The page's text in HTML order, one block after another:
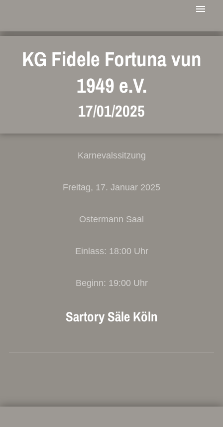
KG Fidele Fortuna vun
1949 e.V.
17/01/2025
Karnevalssitzung
Freitag, 17. Januar 2025
Ostermann Saal
Einlass: 18:00 Uhr
Beginn: 19:00 Uhr
Sartory Säle Köln